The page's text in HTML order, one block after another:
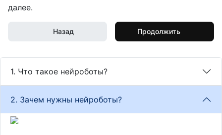
1. Что такое нейроботы?
2. Зачем нужны нейроботы?
далее.
Назад Продолжить